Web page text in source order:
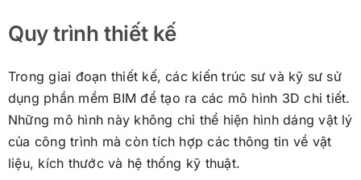
Quy trình thiết kế
Trong giai đoạn thiết kế, các kiến trúc sư và kỹ sư sử
dụng phần mềm BIM để tạo ra các mô hình 3D chi tiết.
Những mô hình này không chỉ thể hiện hình dáng vật lý
của công trình mà còn tích hợp các thông tin về vật
liệu, kích thước và hệ thống kỹ thuật.